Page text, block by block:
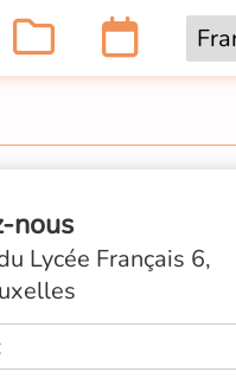
nous
Lycée Français 6,